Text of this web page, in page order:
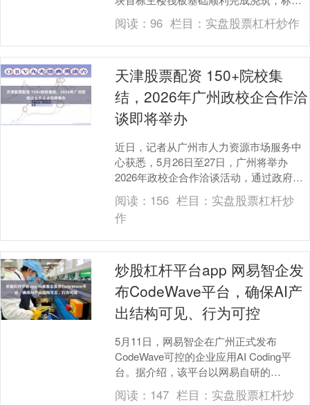
着这一承载着上千户居民安居梦的民生工
程，....
阅读：96 栏目： 实盘股票杠杆炒作
天津股票配资 150+院校集
结，2026年广州政校企合作洽
谈即将举办
近日，记者从广州市人力资源市场服务中
心获悉，5月26日至27日，广州将举办
2026年政校企合作洽谈活动，通过政府搭
台、院校育才、企业纳才天津股票配资，
构建政校企....
阅读： 156 栏目： 实盘股票杠杆炒
作
炒股杠杆平台app 网易智企发
布CodeWave平台，确保AI产
出结构可见、行为可控
5月11日，网易智企在广州正式发布
CodeWave可控的企业应用AI Coding平
台。据介绍，该平台以网易自研的
NASL（NetEase Applicatio....
阅读： 147 栏目： 实盘股票杠杆炒